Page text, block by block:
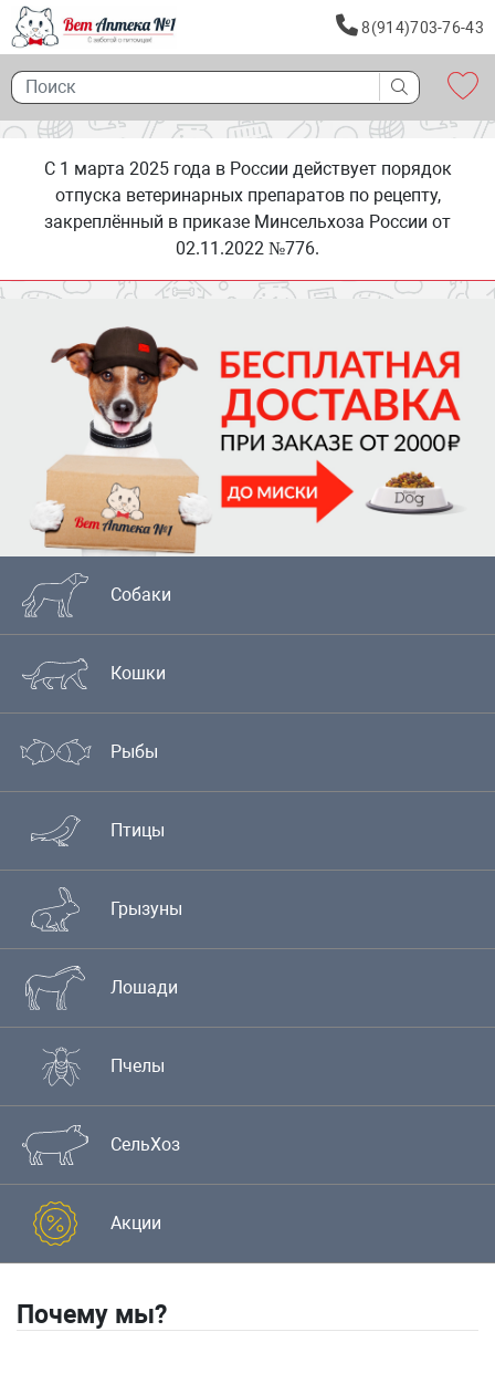
8(914)703-76-43
Собаки
Кошки
Рыбы
Птицы
Грызуны
Лошади
Пчелы
СельХоз
Акции
С 1 марта 2025 года в России действует порядок
отпуска ветеринарных препаратов по рецепту,
закреплённый в приказе Минсельхоза России от
02.11.2022 №776.
Почему мы?